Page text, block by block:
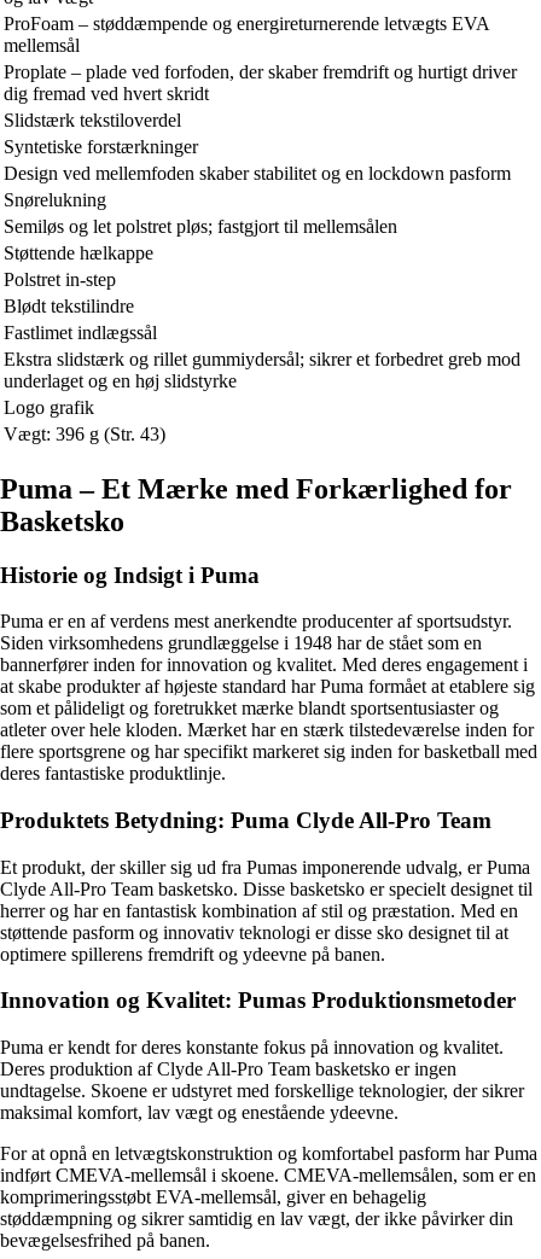
ProFoam – støddæmpende og energireturnerende letvægts EVA
mellemsål
Proplate – plade ved forfoden, der skaber fremdrift og hurtigt driver
dig fremad ved hvert skridt
Slidstærk tekstiloverdel
Syntetiske forstærkninger
Design ved mellemfoden skaber stabilitet og en lockdown pasform
Snørelukning
Semiløs og let polstret pløs; fastgjort til mellemsålen
Støttende hælkappe
Polstret in-step
Blødt tekstilindre
Fastlimet indlægssål
Ekstra slidstærk og rillet gummiydersål; sikrer et forbedret greb mod
underlaget og en høj slidstyrke
Logo grafik
Vægt: 396 g (Str. 43)
Puma – Et Mærke med Forkærlighed for
Basketsko
Historie og Indsigt i Puma
Puma er en af verdens mest anerkendte producenter af sportsudstyr.
Siden virksomhedens grundlæggelse i 1948 har de stået som en
bannerfører inden for innovation og kvalitet. Med deres engagement i
at skabe produkter af højeste standard har Puma formået at etablere sig
som et pålideligt og foretrukket mærke blandt sportsentusiaster og
atleter over hele kloden. Mærket har en stærk tilstedeværelse inden for
flere sportsgrene og har specifikt markeret sig inden for basketball med
deres fantastiske produktlinje.
Produktets Betydning: Puma Clyde All-Pro Team
Et produkt, der skiller sig ud fra Pumas imponerende udvalg, er Puma
Clyde All-Pro Team basketsko. Disse basketsko er specielt designet til
herrer og har en fantastisk kombination af stil og præstation. Med en
støttende pasform og innovativ teknologi er disse sko designet til at
optimere spillerens fremdrift og ydeevne på banen.
Innovation og Kvalitet: Pumas Produktionsmetoder
Puma er kendt for deres konstante fokus på innovation og kvalitet.
Deres produktion af Clyde All-Pro Team basketsko er ingen
undtagelse. Skoene er udstyret med forskellige teknologier, der sikrer
maksimal komfort, lav vægt og enestående ydeevne.
For at opnå en letvægtskonstruktion og komfortabel pasform har Puma
indført CMEVA-mellemsål i skoene. CMEVA-mellemsålen, som er en
komprimeringsstøbt EVA-mellemsål, giver en behagelig
støddæmpning og sikrer samtidig en lav vægt, der ikke påvirker din
bevægelsesfrihed på banen.